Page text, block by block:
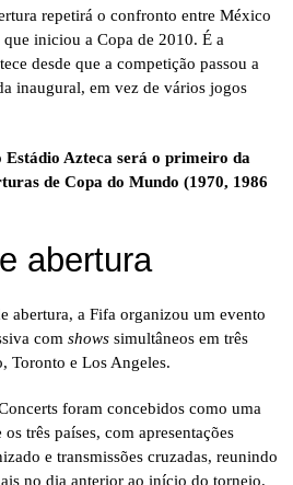
repetirá o confronto entre México
iniciou a Copa de 2010. É a
desde que a competição passou a
inaugural, em vez de vários jogos
Estádio Azteca será o primeiro da
de Copa do Mundo (1970, 1986
abertura
abertura, a Fifa organizou um evento
comshows simultâneos em três
Toronto e Los Angeles.
foram concebidos como uma
três países, com apresentações
e transmissões cruzadas, reunindo
no dia anterior ao início do torneio.